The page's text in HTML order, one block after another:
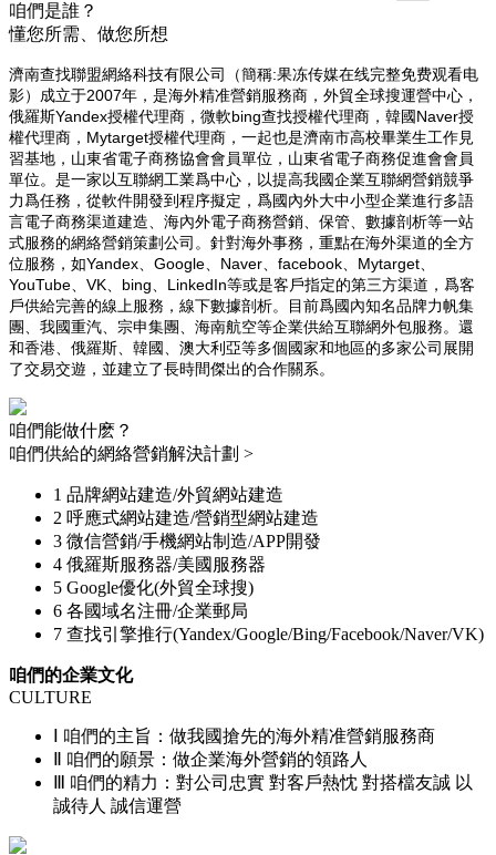
咱們是誰？
懂您所需、做您所想
濟南查找聯盟網絡科技有限公司（簡稱:果冻传媒在线完整免费观看电
影）成立于2007年，是海外精准營銷服務商，外貿全球搜運營中心，
俄羅斯Yandex授權代理商，微軟bing查找授權代理商，韓國Naver授
權代理商，Mytarget授權代理商，一起也是濟南市高校畢業生工作見
習基地，山東省電子商務協會會員單位，山東省電子商務促進會會員
單位。是一家以互聯網工業爲中心，以提高我國企業互聯網營銷競爭
力爲任務，從軟件開發到程序擬定，爲國內外大中小型企業進行多語
言電子商務渠道建造、海內外電子商務營銷、保管、數據剖析等一站
式服務的網絡營銷策劃公司。針對海外事務，重點在海外渠道的全方
位服務，如Yandex、Google、Naver、facebook、Mytarget、
YouTube、VK、bing、LinkedIn等或是客戶指定的第三方渠道，爲客
戶供給完善的線上服務，線下數據剖析。目前爲國內知名品牌力帆集
團、我國重汽、宗申集團、海南航空等企業供給互聯網外包服務。還
和香港、俄羅斯、韓國、澳大利亞等多個國家和地區的多家公司展開
了交易交遊，並建立了長時間傑出的合作關系。
咱們能做什麽？
咱們供給的網絡營銷解決計劃 >
1 品牌網站建造/外貿網站建造
2 呼應式網站建造/營銷型網站建造
3 微信營銷/手機網站制造/APP開發
4 俄羅斯服務器/美國服務器
5 Google優化(外貿全球搜)
6 各國域名注冊/企業郵局
7 查找引擎推行(Yandex/Google/Bing/Facebook/Naver/VK)
咱們的企業文化
CULTURE
咱們的主旨 ：做我國搶先的海外精准營銷服務商
咱們的願景 ：做企業海外營銷的領路人
咱們的精力 ：對公司忠實 對客戶熱忱 對搭檔友誠 以
誠待人 誠信運營